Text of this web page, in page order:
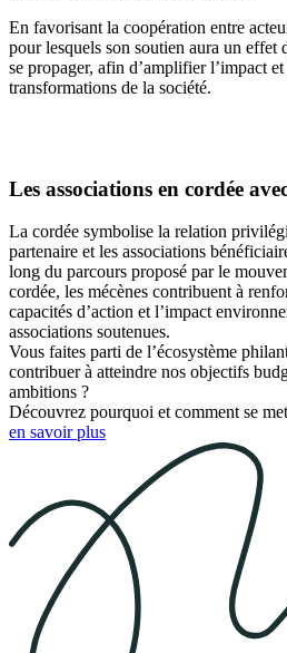
En favorisant la coopération entre
pour lesquels son soutien aura un effet
se propager, afin d’amplifier l’impact
transformations de la société.
Les associations en cordée
La cordée symbolise la relation
partenaire et les associations
long du parcours proposé par le
cordée, les mécènes contribuent à
capacités d’action et l’impact
associations soutenues.
Vous faites parti de l’écosystème
contribuer à atteindre nos objectifs
ambitions ?
Découvrez pourquoi et comment se
en savoir plus